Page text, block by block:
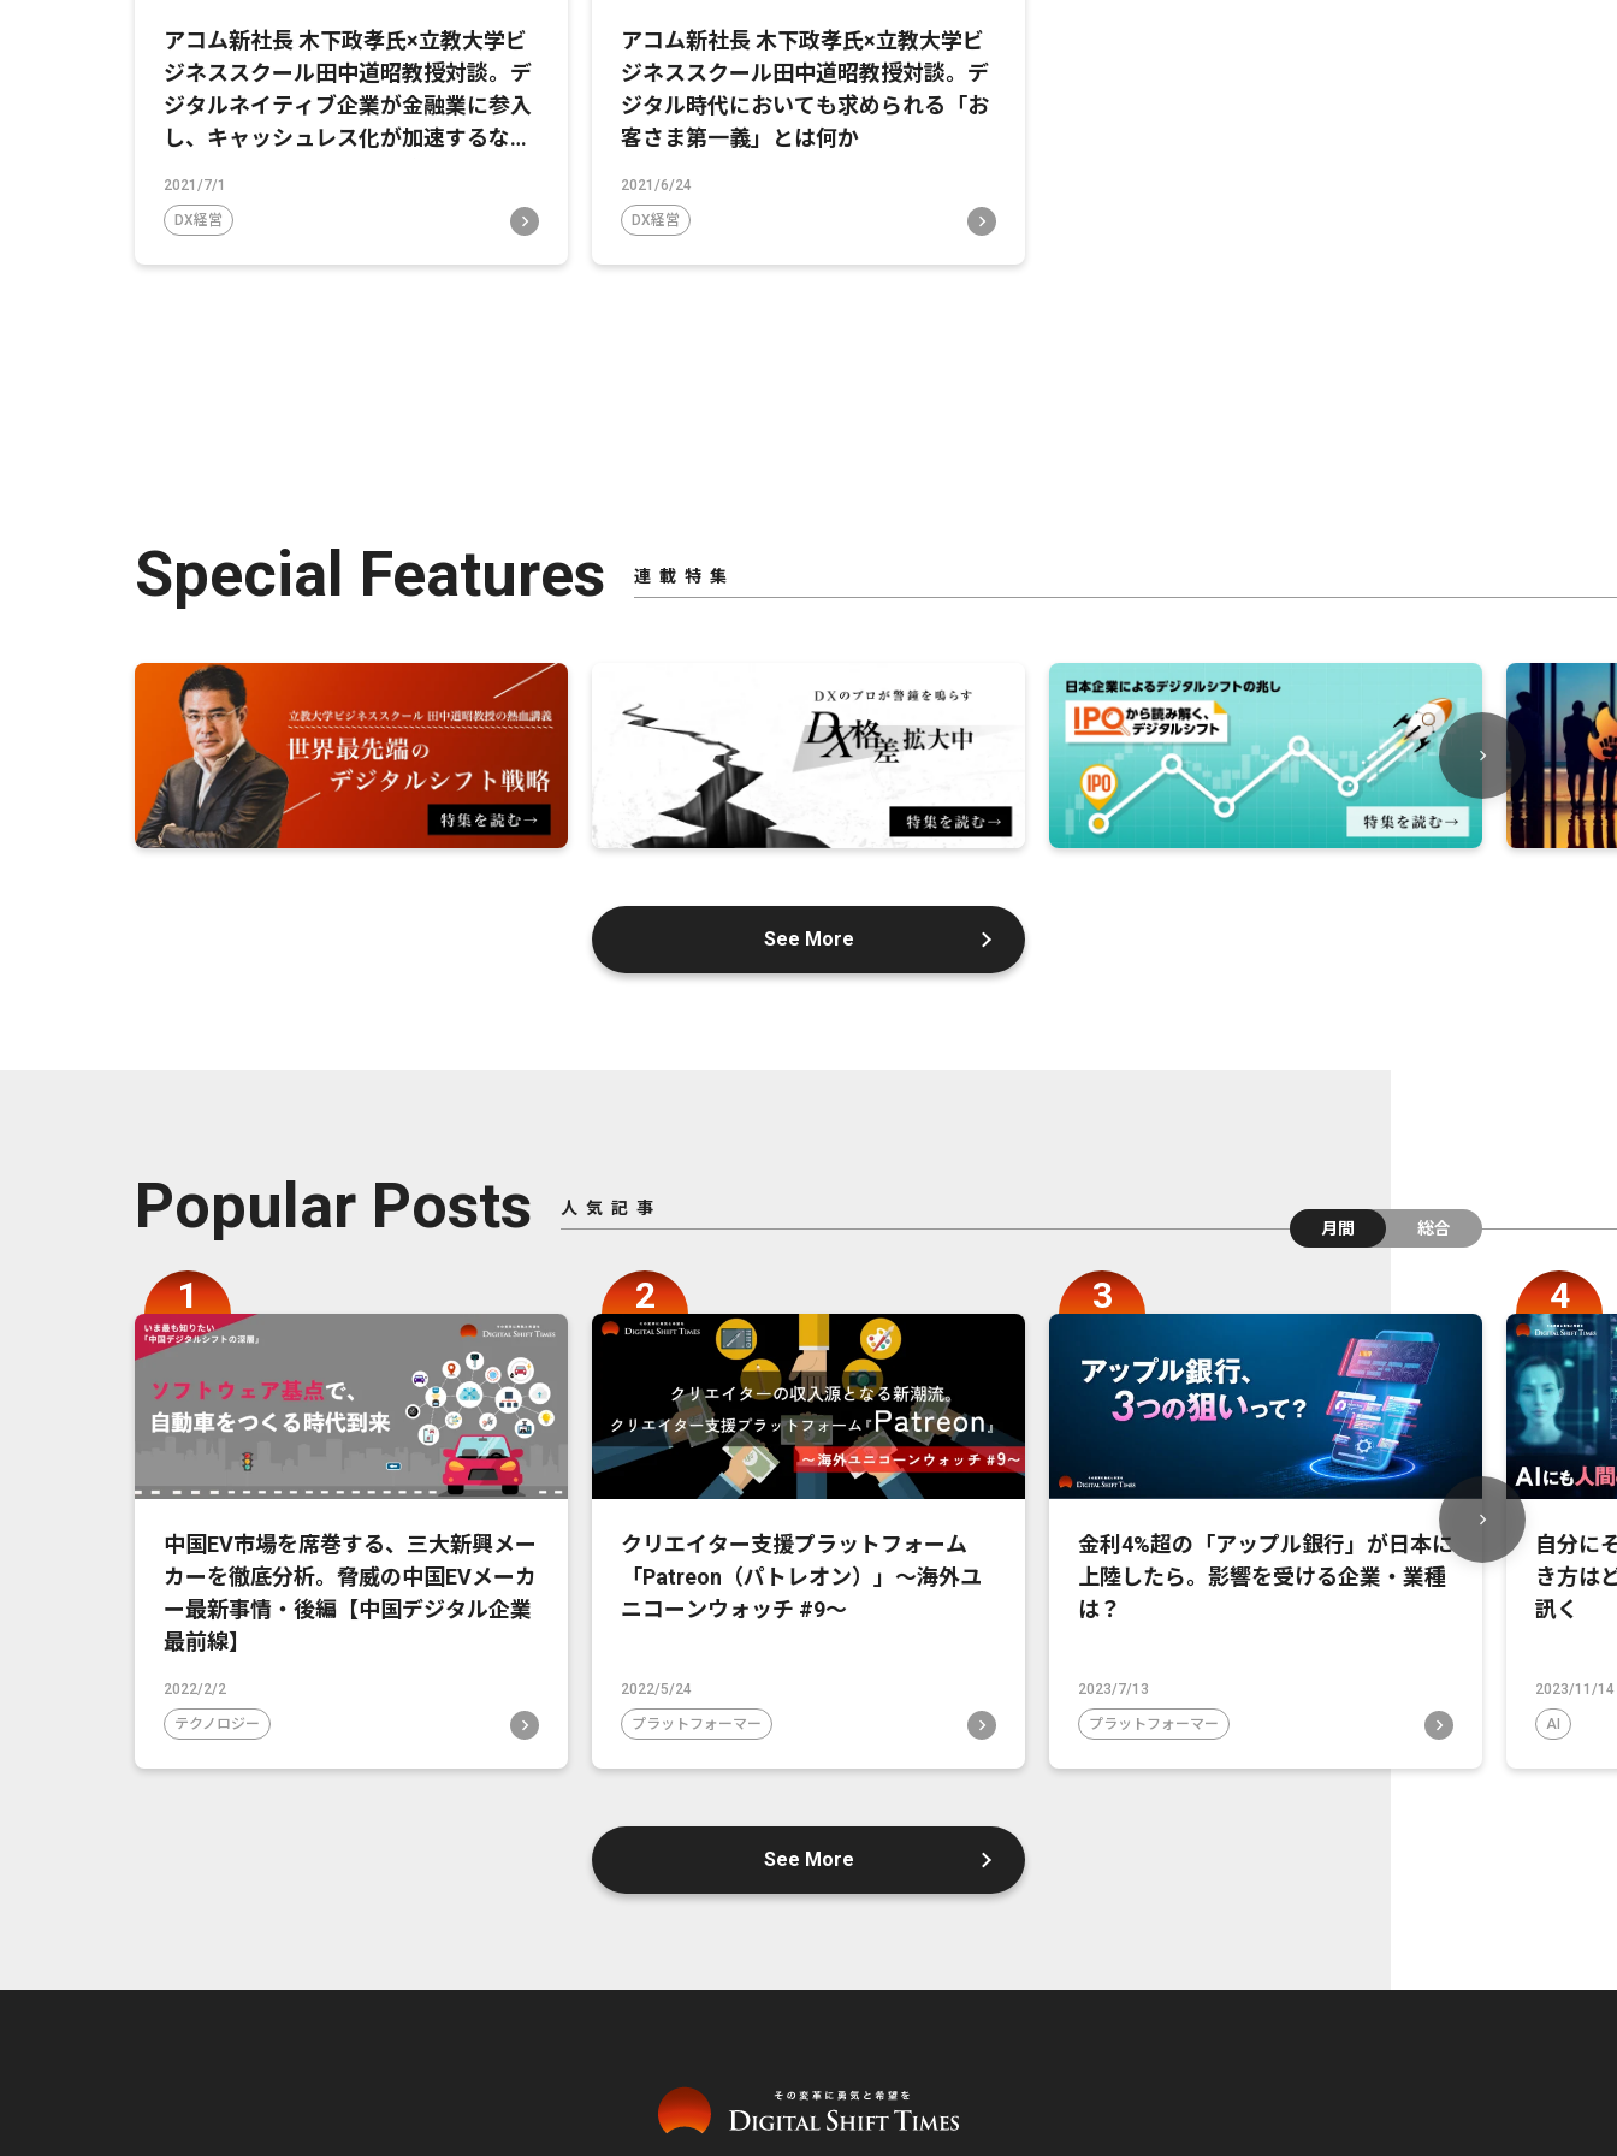
アコム新社長 木下政孝氏×立教大学ビ
ジネススクール田中道昭教授対談。デ
ジタルネイティブ企業が金融業に参入
し、キャッシュレス化が加速するな
2021/7/1
DX経営
アコム新社長 木下政孝氏×立教大学ビ
ジネススクール田中道昭教授対談。デ
ジタル時代においても求められる「お
客さま第一義」とは何か
2021/6/24
DX経営
Special Features 連載特集
See More
Popular Posts
人気記事
月間
総合
中国EV市場を席巻する、三大新興メー
カーを徹底分析。脅威の中国EVメーカ
ー最新事情・後編【中国デジタル企業
最前線】
2022/2/2
テクノロジー
クリエイター支援プラットフォーム
「Patreon（パトレオン）」〜海外ユ
ニコーンウォッチ #9〜
2022/5/24
プラットフォーマー
金利4%超の「アップル銀行」が日本に
上陸したら。影響を受ける企業・業種
は？
2023/7/13
プラットフォーマー
自分に
き方は
訊く
2023/11/14
AI
See More